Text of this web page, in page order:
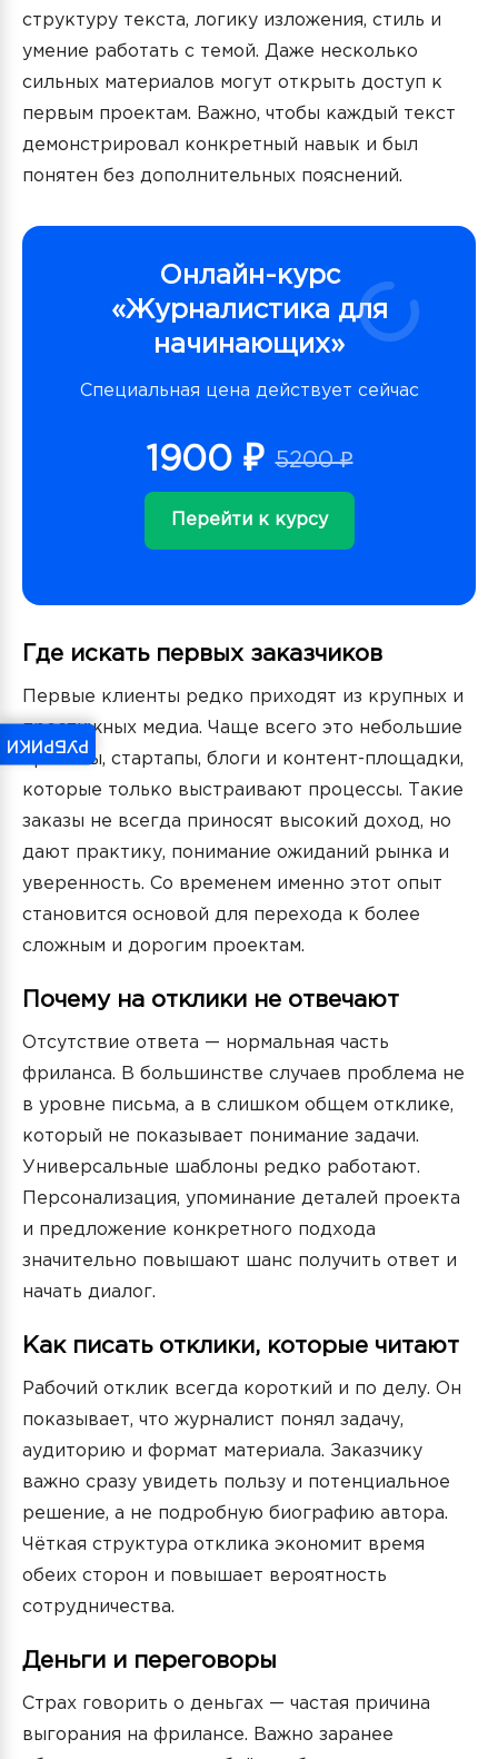
структуру текста, логику изложения, стиль и
умение работать с темой. Даже несколько
сильных материалов могут открыть доступ к
первым проектам. Важно, чтобы каждый текст
демонстрировал конкретный навык и был
понятен без дополнительных пояснений.
Онлайн-курс
«Журналистика для
начинающих»
Специальная цена действует сейчас
1900 ₽ 5200 ₽
Перейти к курсу
Где искать первых заказчиков
Первые клиенты редко приходят из крупных и
престижных медиа. Чаще всего это небольшие
проекты, стартапы, блоги и контент-площадки,
которые только выстраивают процессы. Такие
заказы не всегда приносят высокий доход, но
дают практику, понимание ожиданий рынка и
уверенность. Со временем именно этот опыт
становится основой для перехода к более
сложным и дорогим проектам.
Почему на отклики не отвечают
Отсутствие ответа — нормальная часть
фриланса. В большинстве случаев проблема не
в уровне письма, а в слишком общем отклике,
который не показывает понимание задачи.
Универсальные шаблоны редко работают.
Персонализация, упоминание деталей проекта
и предложение конкретного подхода
значительно повышают шанс получить ответ и
начать диалог.
Как писать отклики, которые читают
Рабочий отклик всегда короткий и по делу. Он
показывает, что журналист понял задачу,
аудиторию и формат материала. Заказчику
важно сразу увидеть пользу и потенциальное
решение, а не подробную биографию автора.
Чёткая структура отклика экономит время
обеих сторон и повышает вероятность
сотрудничества.
Деньги и переговоры
Страх говорить о деньгах — частая причина
выгорания на фрилансе. Важно заранее
РУБРИКИ